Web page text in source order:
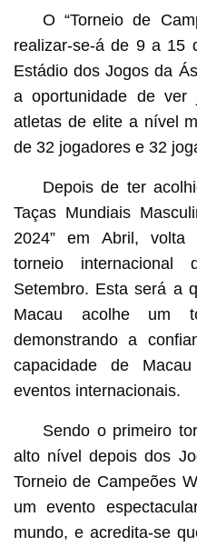
O “Torneio de
realizar-se-á de 9 a 15
Estádio dos Jogos da
a oportunidade de ver
atletas de elite a nível
de 32 jogadores e 32
Depois de ter
Taças Mundiais
2024” em Abril,
torneio
Setembro. Esta será a
Macau acolhe um
demonstrando a
capacidade de
eventos internacionais.
Sendo o primeiro
alto nível depois dos
Torneio de Campeões
um evento
mundo, e acredita-se